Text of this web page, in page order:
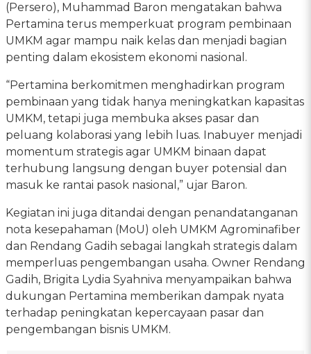
(Persero), Muhammad Baron mengatakan bahwa
Pertamina terus memperkuat program pembinaan
UMKM agar mampu naik kelas dan menjadi bagian
penting dalam ekosistem ekonomi nasional.
“Pertamina berkomitmen menghadirkan program
pembinaan yang tidak hanya meningkatkan kapasitas
UMKM, tetapi juga membuka akses pasar dan
peluang kolaborasi yang lebih luas. Inabuyer menjadi
momentum strategis agar UMKM binaan dapat
terhubung langsung dengan buyer potensial dan
masuk ke rantai pasok nasional,” ujar Baron.
Kegiatan ini juga ditandai dengan penandatanganan
nota kesepahaman (MoU) oleh UMKM Agrominafiber
dan Rendang Gadih sebagai langkah strategis dalam
memperluas pengembangan usaha. Owner Rendang
Gadih, Brigita Lydia Syahniva menyampaikan bahwa
dukungan Pertamina memberikan dampak nyata
terhadap peningkatan kepercayaan pasar dan
pengembangan bisnis UMKM.